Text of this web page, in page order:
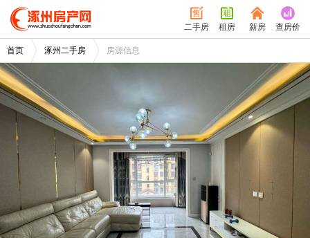
二手房 租房 新房 查房价
首页 涿州二手房 房源信息